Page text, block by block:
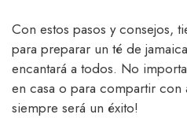
Con estos pasos y consejos,
para preparar un té de
encantará a todos. No
en casa o para compartir con
siempre será un éxito!